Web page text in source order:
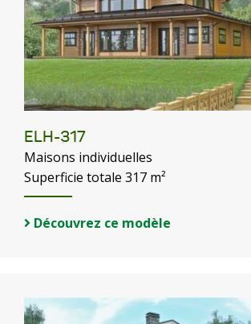
ELH-317
Maisons individuelles
Superficie totale 317 m²
Découvrez ce modèle